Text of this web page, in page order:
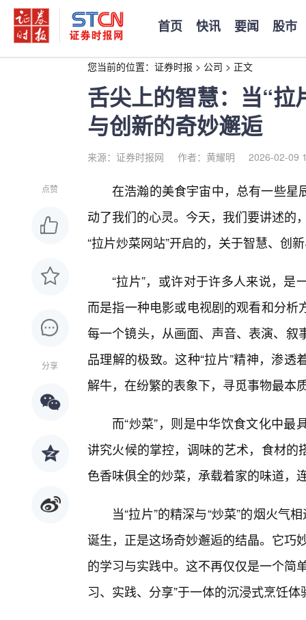
首页 快讯 要闻 股市
您当前的位置： 证券时报 > 公司 > 正文
舌尖上的智慧：当“拉
与创新的奇妙邂逅
来源：证券时报网 作者：黄耀明 2026-02-09
点赞
分享
在浩瀚的美食宇宙中，总有一些星
动了我们的心灵。今天，我们要讲述的
“拉片炒菜网站”开启的，关于智慧、创
“拉片”，或许对于许多人来说，
而是指一种电影或电视剧的观看和分
每一个镜头，从画面、声音、表演、
品理解的极致。这种“拉片”精神，渗
解牛，在纷繁的表象下，寻觅事物最本
而“炒菜”，则是中华饮食文化中
讲究火候的掌控，调味的艺术，食材
色香味俱全的炒菜，承载着家的味道，
当“拉片”的精深与“炒菜”的烟火气
诞生，正是这场奇妙邂逅的结晶。它巧
的学习与实践中。这不再仅仅是一个简
习、实践、分享”于一体的沉浸式烹饪体